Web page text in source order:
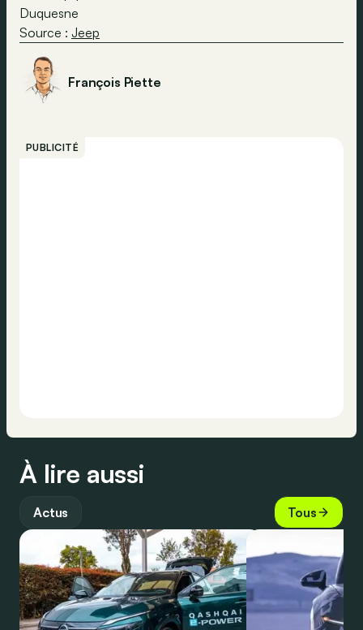
Duquesne
Source : Jeep
François Piette
PUBLICITÉ
À lire aussi
Actus Tous